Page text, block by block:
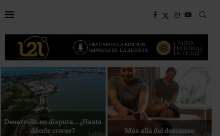
Bottega, un viaje servido a la
mesa
Energía que Impulsa la
competitividad